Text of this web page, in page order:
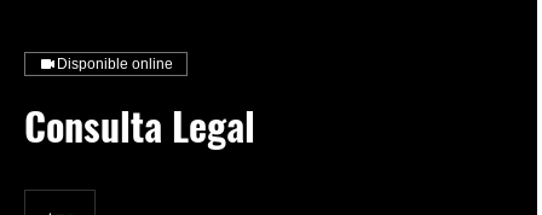
Disponible online
Consulta Legal
dólares